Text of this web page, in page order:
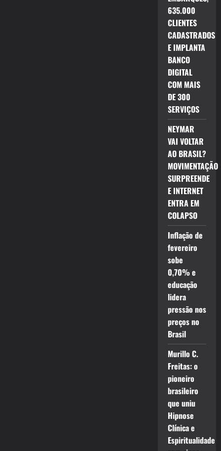
635.000
CLIENTES
CADASTRADOS
E IMPLANTA
BANCO
DIGITAL
COM MAIS
DE 300
SERVIÇOS
NEYMAR
VAI VOLTAR
AO BRASIL?
MOVIMENTAÇÃO
SURPREENDE
E INTERNET
ENTRA EM
COLAPSO
Inflação de
fevereiro
sobe
0,70% e
educação
lidera
pressão nos
preços no
Brasil
Murillo C.
Freitas: o
pioneiro
brasileiro
que uniu
Hipnose
Clínica e
Espiritualidade